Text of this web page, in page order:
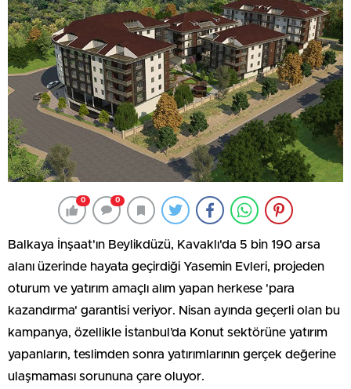
0 0
Balkaya İnşaat'ın Beylikdüzü, Kavaklı'da 5 bin 190 arsa
alanı üzerinde hayata geçirdiği Yasemin Evleri, projeden
oturum ve yatırım amaçlı alım yapan herkese 'para
kazandırma' garantisi veriyor. Nisan ayında geçerli olan bu
kampanya, özellikle İstanbul’da Konut sektörüne yatırım
yapanların, teslimden sonra yatırımlarının gerçek değerine
ulaşmaması sorununa çare oluyor.